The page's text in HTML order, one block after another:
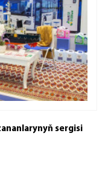
sergisi